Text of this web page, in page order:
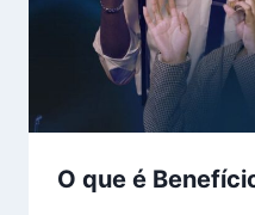
O que é